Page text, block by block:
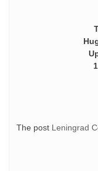
The post Leningrad